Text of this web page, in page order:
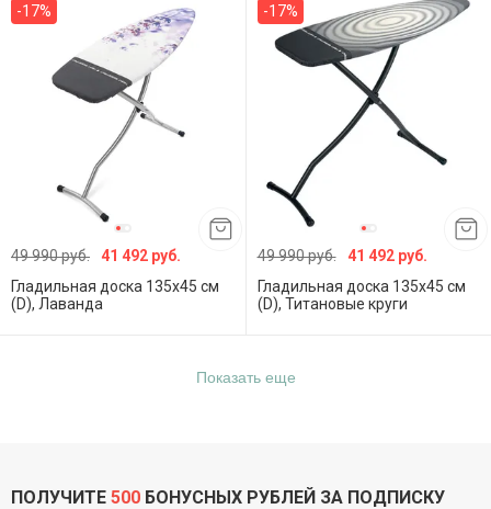
-17%
49 990 руб.
41 492 руб.
Гладильная доска 135х45 см
(D), Лаванда
-17%
49 990 руб.
41 492 руб.
Гладильная доска 135х45 см
(D), Титановые круги
Показать еще
ПОЛУЧИТЕ 500 БОНУСНЫХ РУБЛЕЙ ЗА ПОДПИСКУ